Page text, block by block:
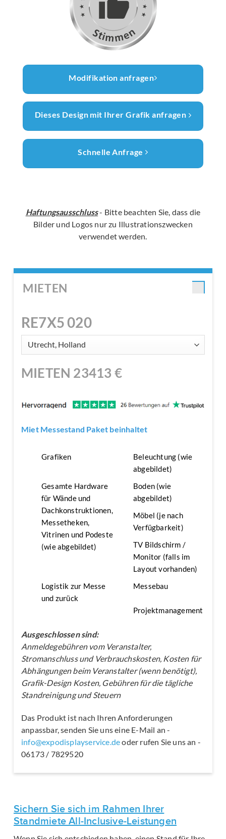
Modifikation anfragen
Dieses Design mit Ihrer Grafik anfragen
Schnelle Anfrage
Haftungsausschluss- Bitte beachten Sie, dass die
Bilder und Logos nur zu Illustrationszwecken
verwendet werden.
MIETEN
RE7X5 020
MIETEN 23413 €
Miet Messestand Paket beinhaltet
Grafiken
Beleuchtung (wie
abgebildet)
Gesamte Hardware
für Wände und
Dachkonstruktionen,
Messetheken,
Vitrinen und Podeste
(wie abgebildet)
Boden (wie
abgebildet)
Möbel (je nach
Verfügbarkeit)
TV Bildschirm /
Monitor (falls im
Layout vorhanden)
Logistik zur Messe
und zurück
Messebau
Projektmanagement
Ausgeschlossen sind:
Anmeldegebühren vom Veranstalter,
Stromanschluss und Verbrauchskosten, Kosten für
Abhängungen beim Veranstalter (wenn benötigt),
Grafik-Design Kosten, Gebühren für die tägliche
Standreinigung und Steuern
Das Produkt ist nach Ihren Anforderungen
anpassbar, senden Sie uns eine E-Mail an -
info@expodisplayservice.deoder rufen Sie uns an -
06173 / 7829520
Sichern Sie sich im Rahmen Ihrer
Standmiete All-Inclusive-Leistungen